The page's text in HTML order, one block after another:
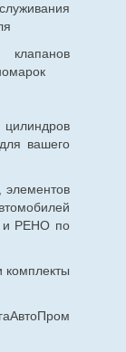
вашего
элементов
и РЕНО по
комплекты